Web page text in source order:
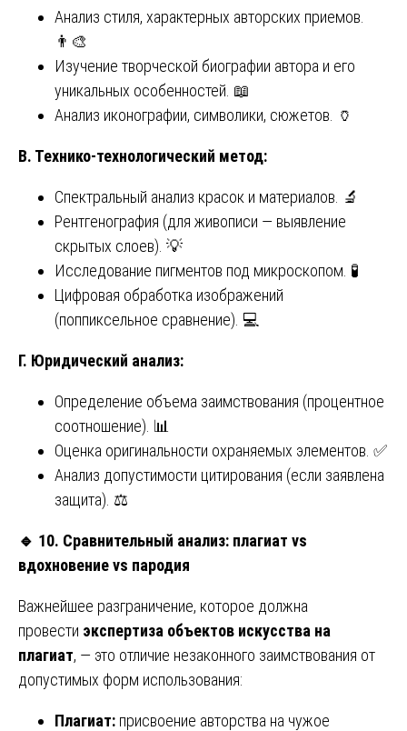
Анализ стиля, характерных авторских приемов.
👨‍🎨
Изучение творческой биографии автора и его
уникальных особенностей. 📖
Анализ иконографии, символики, сюжетов. 🏺
В. Технико-технологический метод:
Спектральный анализ красок и материалов. 🔬
Рентгенография (для живописи — выявление
скрытых слоев). 💡
Исследование пигментов под микроскопом. 🧪
Цифровая обработка изображений
(поппиксельное сравнение). 💻
Г. Юридический анализ:
Определение объема заимствования (процентное
соотношение). 📊
Оценка оригинальности охраняемых элементов. ✅
Анализ допустимости цитирования (если заявлена
защита). ⚖️
🔹 10. Сравнительный анализ: плагиат vs
вдохновение vs пародия
Важнейшее разграничение, которое должна
провести экспертиза объектов искусства на
плагиат, — это отличие незаконного заимствования от
допустимых форм использования:
Плагиат: присвоение авторства на чужое